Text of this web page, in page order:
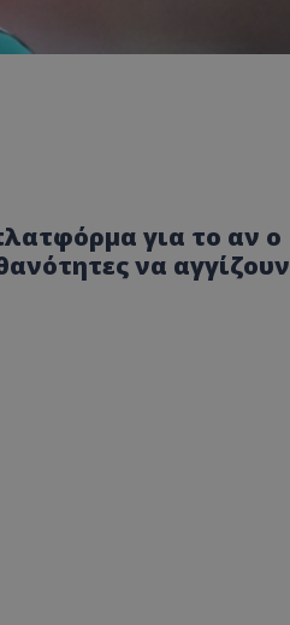
για το αν ο
να αγγίζουν